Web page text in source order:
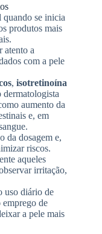
quando se inicia
produtos mais
atento a
com a pele
, isotretinoína
dermatologista
aumento da
e, em
da dosagem e,
riscos.
aqueles
irritação,
uso diário de
emprego de
a pele mais